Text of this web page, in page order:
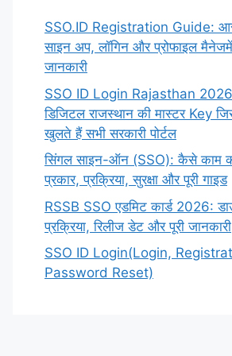
SSO.ID Registration Guide:
साइन अप, लॉगिन और प्रोफाइल
जानकारी
SSO ID Login Rajasthan
डिजिटल राजस्थान की मास्टर Key
खुलते हैं सभी सरकारी पोर्टल
सिंगल साइन-ऑन (SSO): कैसे काम
प्रकार, प्रक्रिया, सुरक्षा और पूरी गाइड
RSSB SSO एडमिट कार्ड 2026:
प्रक्रिया, रिलीज डेट और पूरी जानकारी
SSO ID Login(Login,
Password Reset)